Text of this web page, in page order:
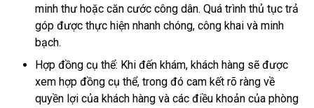
minh thư hoặc căn cước công dân. Quá trình thủ tục trả
góp được thực hiện nhanh chóng, công khai và minh
bạch.
Hợp đồng cụ thể: Khi đến khám, khách hàng sẽ được
xem hợp đồng cụ thể, trong đó cam kết rõ ràng về
quyền lợi của khách hàng và các điều khoản của phòng